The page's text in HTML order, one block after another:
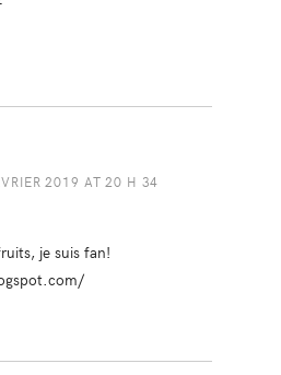
2019 AT 20 H 34
je suis fan!